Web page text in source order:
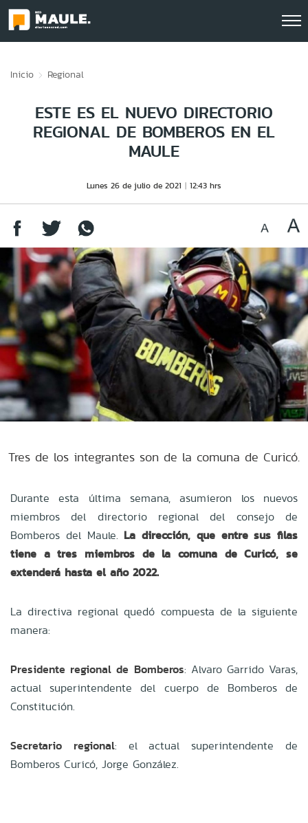
Inicio Regional
ESTE ES EL NUEVO DIRECTORIO
REGIONAL DE BOMBEROS EN EL
MAULE
Lunes 26 de julio de 2021 12:43 hrs
Tres de los integrantes son de la comuna de Curicó.
Durante esta última semana, asumieron los nuevos
miembros del directorio regional del consejo de
Bomberos del Maule. La dirección, que entre sus filas
tiene a tres miembros de la comuna de Curicó, se
extenderá hasta el año 2022.
La directiva regional quedó compuesta de la siguiente
manera:
Presidente regional de Bomberos: Alvaro Garrido Varas,
actual superintendente del cuerpo de Bomberos de
Constitución.
Secretario regional: el actual superintendente de
Bomberos Curicó, Jorge González.